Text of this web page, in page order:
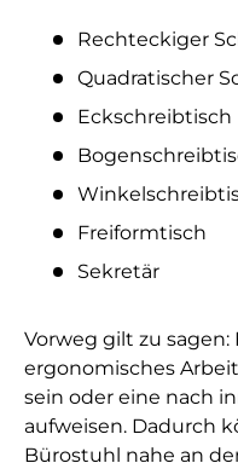
Rechteckiger
Quadratischer
Eckschreibtisch
Freiformtisch
Sekretär
Vorweg gilt zu
ergonomisches
sein oder eine nach
aufweisen. Dadurch
Bürostuhl nahe an